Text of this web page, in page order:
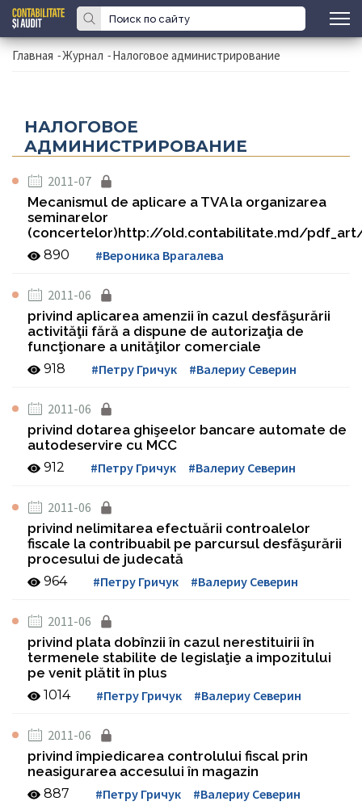
Главная -Журнал -Налоговое администрирование
НАЛОГОВОЕ
АДМИНИСТРИРОВАНИЕ
2011-07
Mecanismul de aplicare a TVA la organizarea
seminarelor
(concertelor)http://old.contabilitate.md/pdf_art/
890 #Вероника Врагалева
2011-06
privind aplicarea amenzii în cazul desfăşurării
activităţii fără a dispune de autorizaţia de
funcţionare a unităţilor comerciale
918 #Петру Гричук #Валериу Северин
2011-06
privind dotarea ghişeelor bancare automate de
autodeservire cu MCC
912 #Петру Гричук #Валериу Северин
2011-06
privind nelimitarea efectuării controalelor
fiscale la contribuabil pe parcursul desfăşurării
procesului de judecată
964 #Петру Гричук #Валериу Северин
2011-06
privind plata dobînzii în cazul nerestituirii în
termenele stabilite de legislaţie a impozitului
pe venit plătit în plus
1014 #Петру Гричук #Валериу Северин
2011-06
privind împiedicarea controlului fiscal prin
neasigurarea accesului în magazin
887 #Петру Гричук #Валериу Северин